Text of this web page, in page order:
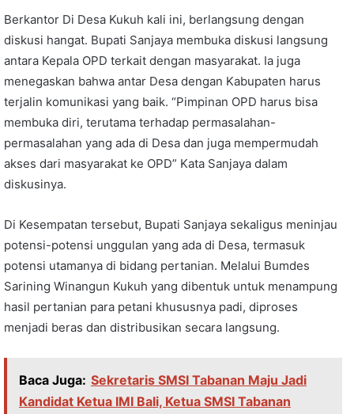
Berkantor Di Desa Kukuh kali ini, berlangsung dengan
diskusi hangat. Bupati Sanjaya membuka diskusi langsung
antara Kepala OPD terkait dengan masyarakat. Ia juga
menegaskan bahwa antar Desa dengan Kabupaten harus
terjalin komunikasi yang baik. “Pimpinan OPD harus bisa
membuka diri, terutama terhadap permasalahan-
permasalahan yang ada di Desa dan juga mempermudah
akses dari masyarakat ke OPD” Kata Sanjaya dalam
diskusinya.
Di Kesempatan tersebut, Bupati Sanjaya sekaligus meninjau
potensi-potensi unggulan yang ada di Desa, termasuk
potensi utamanya di bidang pertanian. Melalui Bumdes
Sarining Winangun Kukuh yang dibentuk untuk menampung
hasil pertanian para petani khususnya padi, diproses
menjadi beras dan distribusikan secara langsung.
Baca Juga: Sekretaris SMSI Tabanan Maju Jadi
Kandidat Ketua IMI Bali, Ketua SMSI Tabanan